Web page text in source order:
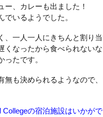
ー、カレーも出ました！
でいるようでした。
、一人一人にきちんと割り
くなったから食べられない
ったです。
無も決められるようなので
Collegeの宿泊施設はいかが